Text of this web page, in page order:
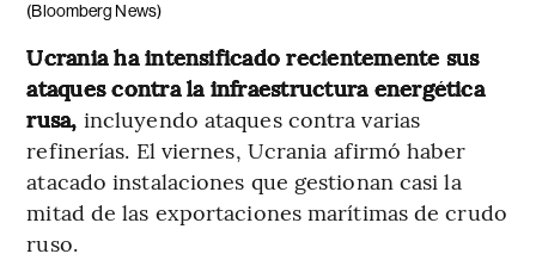
(Bloomberg News)
Ucrania ha intensificado recientemente sus
ataques contra la infraestructura energética
rusa, incluyendo ataques contra varias
refinerías. El viernes, Ucrania afirmó haber
atacado instalaciones que gestionan casi la
mitad de las exportaciones marítimas de crudo
ruso.